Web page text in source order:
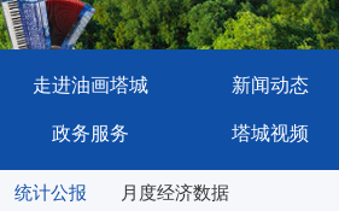
走进油画塔城 新闻动态
政务服务 塔城视频
统计公报 月度经济数据